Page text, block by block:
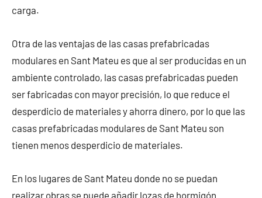
carga.
Otra de las ventajas de las casas prefabricadas
modulares en Sant Mateu es que al ser producidas en un
ambiente controlado, las casas prefabricadas pueden
ser fabricadas con mayor precisión, lo que reduce el
desperdicio de materiales y ahorra dinero, por lo que las
casas prefabricadas modulares de Sant Mateu son
tienen menos desperdicio de materiales.
En los lugares de Sant Mateu donde no se puedan
realizar obras se puede añadir lozas de hormigón